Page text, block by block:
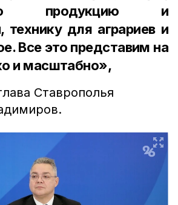
продукцию и
технику для аграриев и
Все это представим на
и масштабно»,
Ставрополья